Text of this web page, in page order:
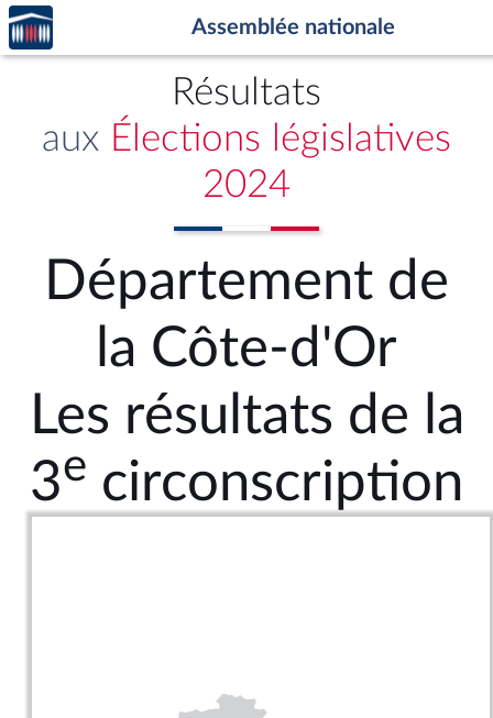
Aller au contenu
Aller en bas de la page
Accèder
à la
page
Assemblée nationale
Résultats
aux Élections législatives
2024
Département de
la Côte-d'Or
Les résultats de la
3e circonscription